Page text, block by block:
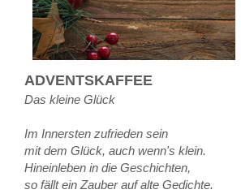
ADVENTSKAFFEE
Das kleine Glück
Im Innersten zufrieden sein
mit dem Glück, auch wenn's klein.
Hineinleben in die Geschichten,
so fällt ein Zauber auf alte Gedichte.